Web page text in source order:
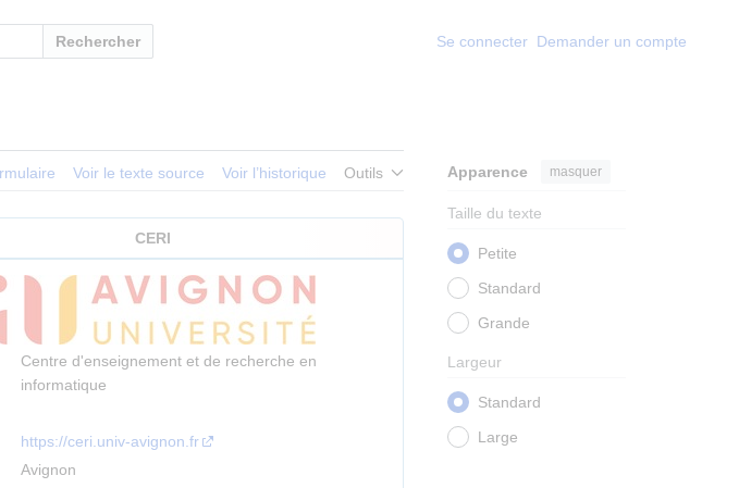
Rechercher Se connecter Demander un compte
Voir le texte source Voir l’historique Outils Apparence masquer
Taille du texte
Petite
Standard
Grande
Largeur
Standard
Large
CERI
Centre d'enseignement et de recherche en
informatique
https://ceri.univ-avignon.fr
Avignon